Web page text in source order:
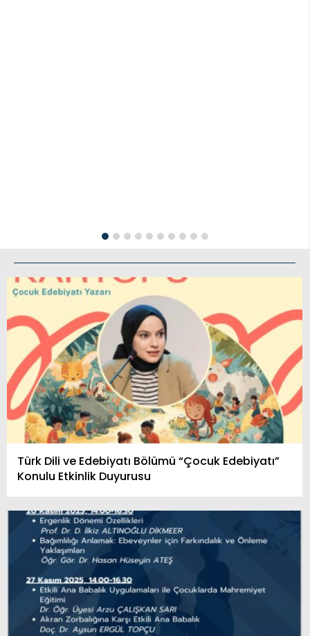
Türk Dili ve Edebiyatı Bölümü “Çocuk Edebiyatı”
Konulu Etkinlik Duyurusu